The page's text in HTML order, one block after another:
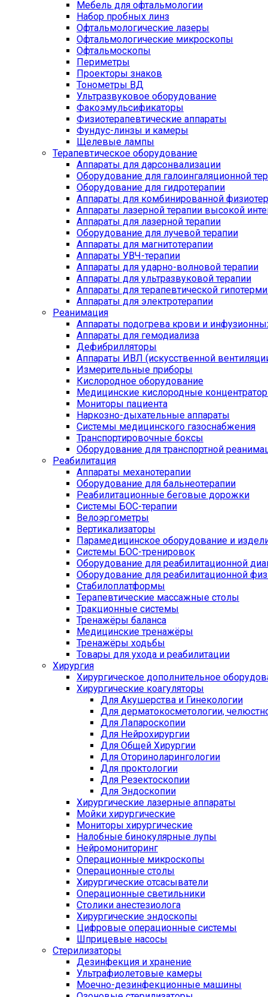
Мебель для офтальмологии
Набор пробных линз
Офтальмологические лазеры
Офтальмологические микроскопы
Офтальмоскопы
Периметры
Проекторы знаков
Тонометры ВД
Ультразвуковое оборудование
Факоэмульсификаторы
Физиотерапевтические аппараты
Фундус-линзы и камеры
Щелевые лампы
Терапевтическое оборудование
Аппараты для дарсонвализации
Оборудование для галоингаляционной
Оборудование для гидротерапии
Аппараты для комбинированной
Аппараты лазерной терапии высокой
Аппараты для лазерной терапии
Оборудование для лучевой терапии
Аппараты для магнитотерапии
Аппараты УВЧ-терапии
Аппараты для ударно-волновой терапии
Аппараты для ультразвуковой терапии
Аппараты для терапевтической
Аппараты для электротерапии
Реанимация
Аппараты подогрева крови и
Аппараты для гемодиализа
Дефибрилляторы
Аппараты ИВЛ (искусственной
Измерительные приборы
Кислородное оборудование
Медицинские кислородные
Мониторы пациента
Наркозно-дыхательные аппараты
Системы медицинского газоснабжения
Транспортировочные боксы
Оборудование для транспортной
Реабилитация
Аппараты механотерапии
Оборудование для бальнеотерапии
Реабилитационные беговые дорожки
Системы БОС-терапии
Велоэргометры
Вертикализаторы
Парамедицинское оборудование и
Системы БОС-тренировок
Оборудование для реабилитационной
Оборудование для реабилитационной
Стабилоплатформы
Терапевтические массажные столы
Тракционные системы
Тренажёры баланса
Медицинские тренажёры
Тренажёры ходьбы
Товары для ухода и реабилитации
Хирургия
Хирургическое дополнительное
Хирургические коагуляторы
Для Акушерства и Гинекологии
Для дерматокосметологии,
Для Лапароскопии
Для Нейрохирургии
Для Общей Хирургии
Для Оториноларингологии
Для проктологии
Для Резектоскопии
Для Эндоскопии
Хирургические лазерные аппараты
Мойки хирургические
Мониторы хирургические
Налобные бинокулярные лупы
Нейромониторинг
Операционные микроскопы
Операционные столы
Хирургические отсасыватели
Операционные светильники
Столики анестезиолога
Хирургические эндоскопы
Цифровые операционные системы
Шприцевые насосы
Стерилизаторы
Дезинфекция и хранение
Ультрафиолетовые камеры
Моечно-дезинфекционные машины